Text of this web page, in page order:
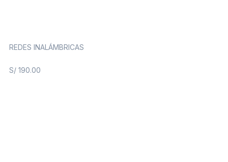
REDES INALÁMBRICAS
S/ 190.00